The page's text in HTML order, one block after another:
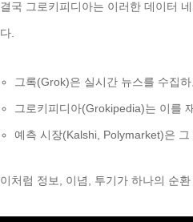
결국 그로키피디아는 이러한 데이터
다.
그록(Grok)은 실시간 뉴스를 수집하
그로키피디아(Grokipedia)는 이를
예측 시장(Kalshi, Polymarket)은
이처럼 정보, 이념, 투기가 하나의 순